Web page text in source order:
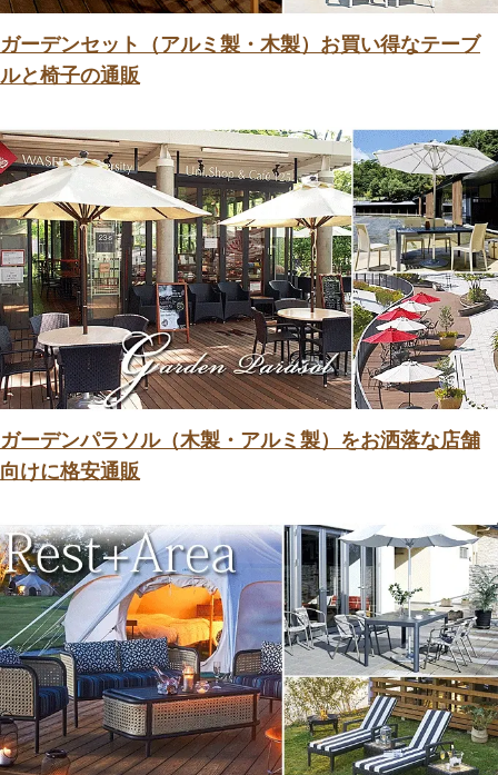
ガーデンセット（アルミ製・木製）お買い得なテーブ
ルと椅子の通販
ガーデンパラソル（木製・アルミ製）をお洒落な店舗
向けに格安通販